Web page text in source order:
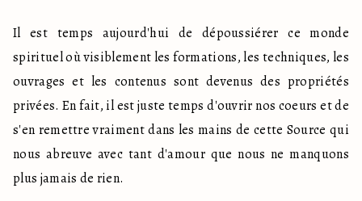
Il est temps aujourd'hui de dépoussiérer ce monde
spirituel où visiblement les formations, les techniques, les
ouvrages et les contenus sont devenus des propriétés
privées. En fait, il est juste temps d'ouvrir nos coeurs et de
s'en remettre vraiment dans les mains de cette Source qui
nous abreuve avec tant d'amour que nous ne manquons
plus jamais de rien.